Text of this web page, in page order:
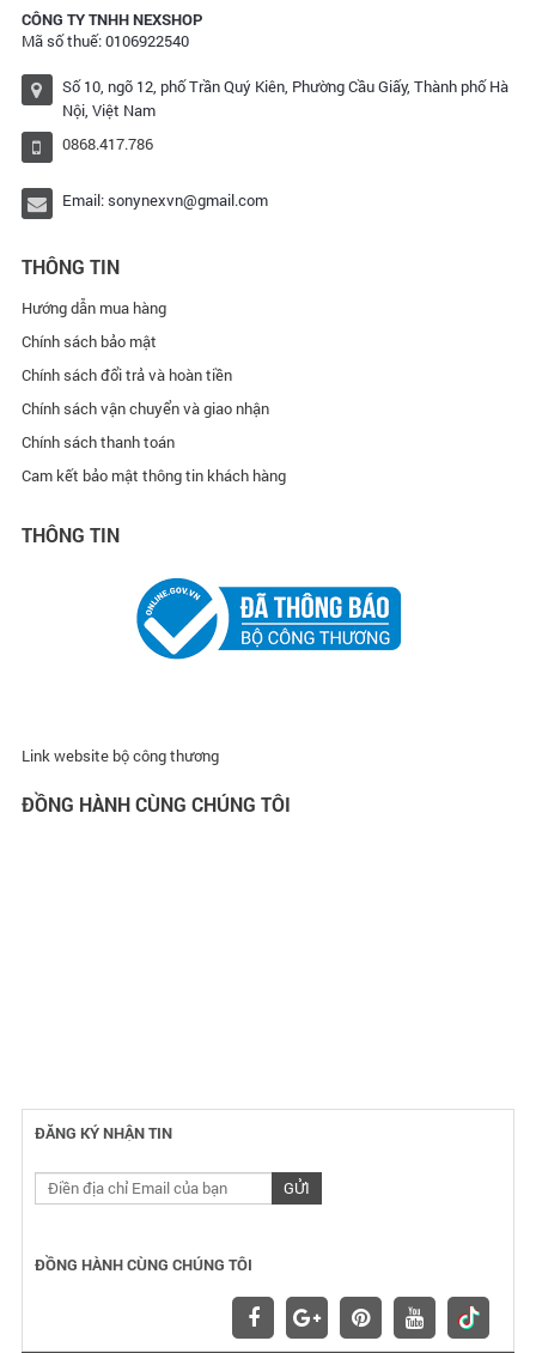
CÔNG TY TNHH NEXSHOP
Mã số thuế: 0106922540
Số 10, ngõ 12, phố Trần Quý Kiên, Phường Cầu Giấy, Thành phố Hà
Nội, Việt Nam
0868.417.786
Email:sonynexvn@gmail.com
THÔNG TIN
Hướng dẫn mua hàng
Chính sách bảo mật
Chính sách đổi trả và hoàn tiền
Chính sách vận chuyển và giao nhận
Chính sách thanh toán
Cam kết bảo mật thông tin khách hàng
THÔNG TIN
Link website bộ công thương
ĐỒNG HÀNH CÙNG CHÚNG TÔI
ĐĂNG KÝ NHẬN TIN
ĐỒNG HÀNH CÙNG CHÚNG TÔI